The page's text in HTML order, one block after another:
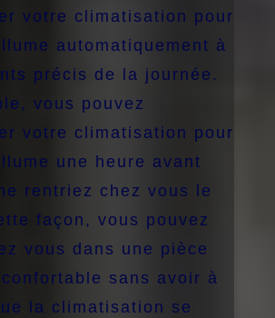
votre climatisation pour
automatiquement à
précis de la journée.
vous pouvez
votre climatisation pour
une heure avant
rentriez chez vous le
façon, vous pouvez
vous dans une pièce
sans avoir à
la climatisation se